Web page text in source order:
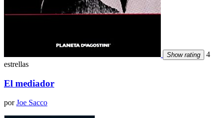
Show rating
4
estrellas
El mediador
porJoe Sacco